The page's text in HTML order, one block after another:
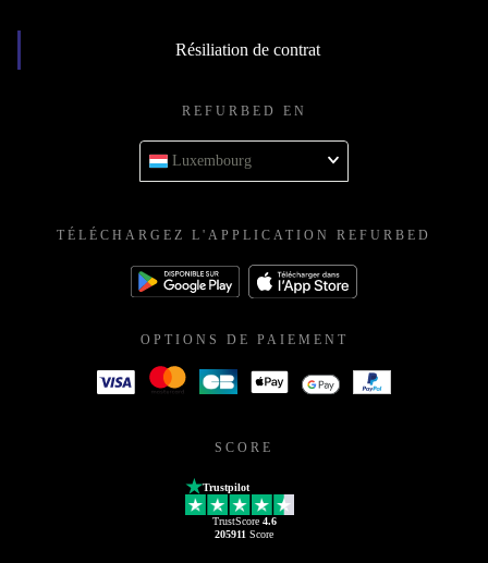
Résiliation de contrat
REFURBED EN
Luxembourg
TÉLÉCHARGEZ L'APPLICATION REFURBED
OPTIONS DE PAIEMENT
SCORE
Trustpilot
TrustScore 4.6
205911 Score